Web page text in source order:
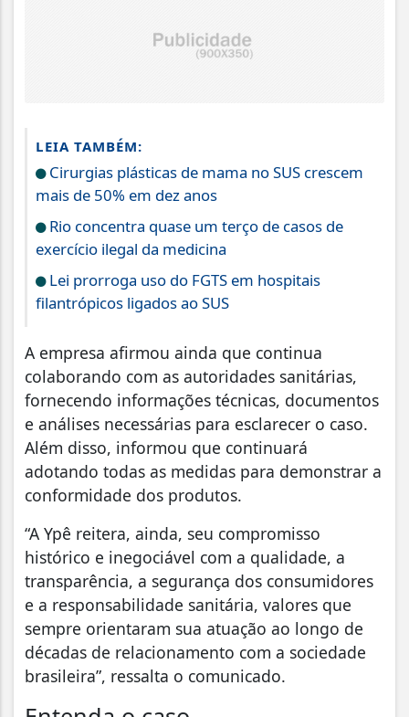
LEIA TAMBÉM:
Cirurgias plásticas de mama no SUS crescem
mais de 50% em dez anos
Rio concentra quase um terço de casos de
exercício ilegal da medicina
Lei prorroga uso do FGTS em hospitais
filantrópicos ligados ao SUS
A empresa afirmou ainda que continua
colaborando com as autoridades sanitárias,
fornecendo informações técnicas, documentos
e análises necessárias para esclarecer o caso.
Além disso, informou que continuará
adotando todas as medidas para demonstrar a
conformidade dos produtos.
“A Ypê reitera, ainda, seu compromisso
histórico e inegociável com a qualidade, a
transparência, a segurança dos consumidores
e a responsabilidade sanitária, valores que
sempre orientaram sua atuação ao longo de
décadas de relacionamento com a sociedade
brasileira”, ressalta o comunicado.